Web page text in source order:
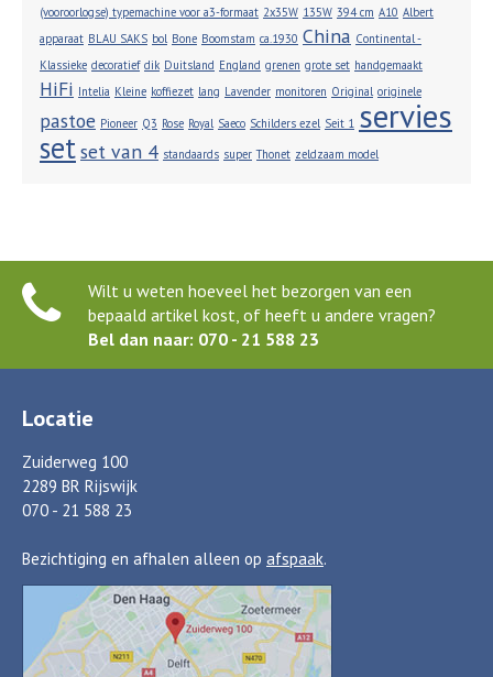
(vooroorlogse) typemachine voor a3-formaat 2x35W 135W 394 cm A10 Albert
apparaat BLAU SAKS bol Bone Boomstam ca.1930 China Continental -
Klassieke decoratief dik Duitsland England grenen grote set handgemaakt
HiFi Intelia Kleine koffiezet lang Lavender monitoren Original originele
pastoe Pioneer Q3 Rose Royal Saeco Schilders ezel Seit 1 servies
setset van 4 standaards super Thonet zeldzaam model
Wilt u weten hoeveel het bezorgen van een
bepaald artikel kost, of heeft u andere vragen?
Bel dan naar: 070 - 21 588 23
Locatie
Zuiderweg 100
2289 BR Rijswijk
070 - 21 588 23
Bezichtiging en afhalen alleen op afspaak.